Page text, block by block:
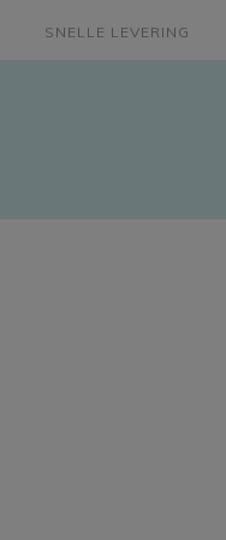
SNELLE LEVERING